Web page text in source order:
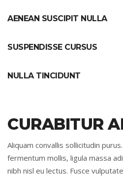
AENEAN SUSCIPIT NULLA
SUSPENDISSE CURSUS
NULLA TINCIDUNT
CURABITUR
Aliquam convallis sollicitudin
fermentum mollis, ligula massa
nibh nisl eu lectus. Fusce